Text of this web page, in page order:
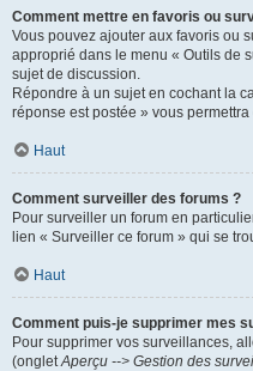
Comment mettre en favoris ou
Vous pouvez ajouter aux favoris ou
approprié dans le menu « Outils de
sujet de discussion.
Répondre à un sujet en cochant la
réponse est postée » vous
Haut
Comment surveiller des forums ?
Pour surveiller un forum en
lien « Surveiller ce forum » qui se
Haut
Comment puis-je supprimer mes
Pour supprimer vos surveillances,
(ongletAperçu --> Gestion des